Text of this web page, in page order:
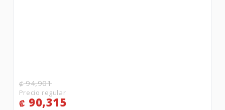
₡94,901
₡ 90,315